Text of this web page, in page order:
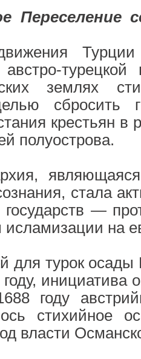
Переселение
австро-
землях
сбросить
крестьян в
полуострова.
стала
государств —
исламизации на
для турок осады
инициатива
году
стихийное
власти